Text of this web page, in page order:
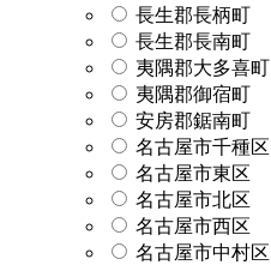
長生郡長柄町
長生郡長南町
夷隅郡大多喜町
夷隅郡御宿町
安房郡鋸南町
名古屋市千種区
名古屋市東区
名古屋市北区
名古屋市西区
名古屋市中村区